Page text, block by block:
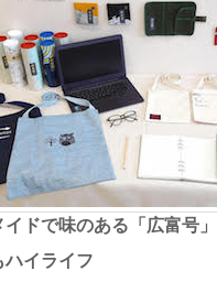
ドで味のある「広富号
ハイライフ